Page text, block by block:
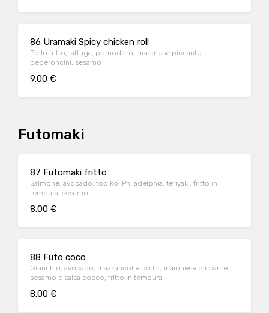
86 Uramaki Spicy chicken roll
Pollo fritto, lattuga, pomodoro, maionese piccante,
peperoncini, sesamo
9.00 €
Futomaki
87 Futomaki fritto
Salmone, avocado, tobiko, Philadelphia, teriyaki, fritto in
tempura, sesamo
8.00 €
88 Futo coco
Granchio, avocado, mazzancolle cotto, maionese piccante,
sesamo e salsa cocco, fritto in tempura
8.00 €